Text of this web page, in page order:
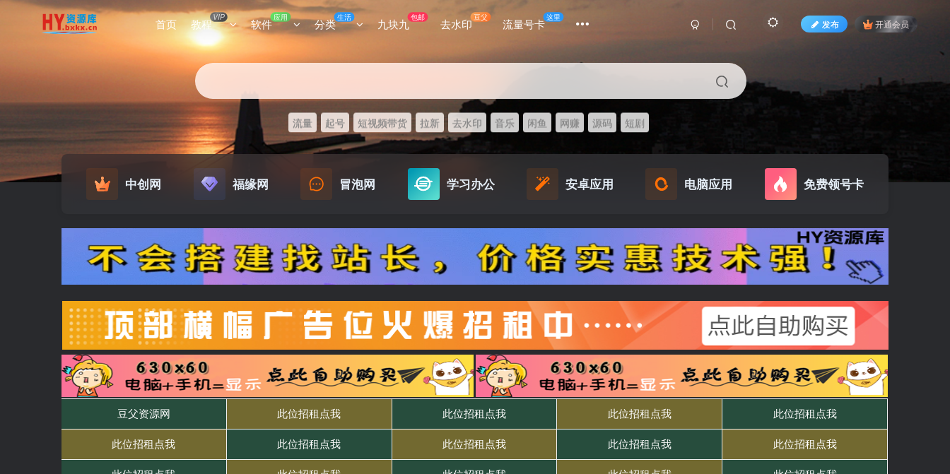
首页 教程VIP 软件 应用 分类生活 九块九包邮 去水印豆父 流量号卡这里
发布 开通会员
流量 起号 短视频带货 拉新 去水印 音乐 闲鱼 网赚 源码 短剧
中创网 福缘网 冒泡网 学习办公 安卓应用 电脑应用 免费领号卡